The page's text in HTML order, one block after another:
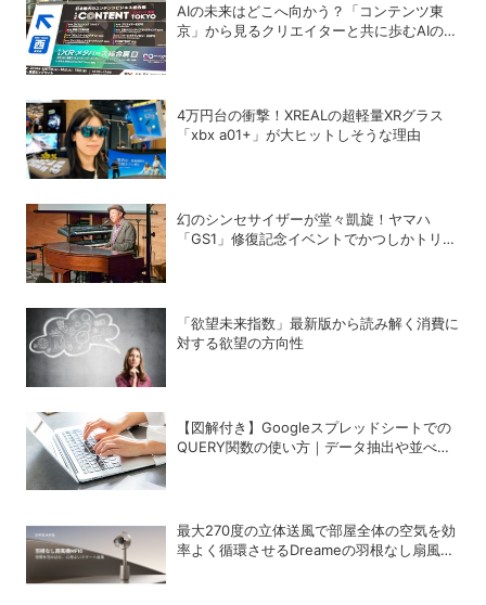
AIの未来はどこへ向かう？「コンテンツ東
京」から見るクリエイターと共に歩むAIの可
4万円台の衝撃！XREALの超軽量XRグラス
「xbx a01+」が大ヒットしそうな理由
幻のシンセサイザーが堂々凱旋！ヤマハ
「GS1」修復記念イベントでかつしかトリオ
「欲望未来指数」最新版から読み解く消費に
対する欲望の方向性
【図解付き】Googleスプレッドシートでの
QUERY関数の使い方｜データ抽出や並べ替
最大270度の立体送風で部屋全体の空気を効
率よく循環させるDreameの羽根なし扇風機